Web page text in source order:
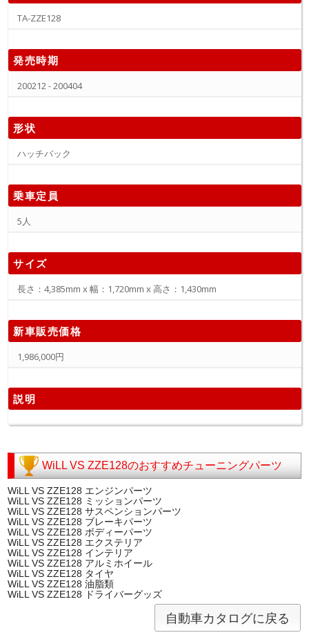
TA-ZZE128
発売時期
200212 - 200404
形状
ハッチバック
乗車定員
5人
サイズ
長さ：4,385mm x 幅：1,720mm x 高さ：1,430mm
新車販売価格
1,986,000円
説明
WiLL VS ZZE128のおすすめチューニングパーツ
WiLL VS ZZE128 エンジンパーツ
WiLL VS ZZE128 ミッションパーツ
WiLL VS ZZE128 サスペンションパーツ
WiLL VS ZZE128 ブレーキパーツ
WiLL VS ZZE128 ボディーパーツ
WiLL VS ZZE128 エクステリア
WiLL VS ZZE128 インテリア
WiLL VS ZZE128 アルミホイール
WiLL VS ZZE128 タイヤ
WiLL VS ZZE128 油脂類
WiLL VS ZZE128 ドライバーグッズ
自動車カタログに戻る